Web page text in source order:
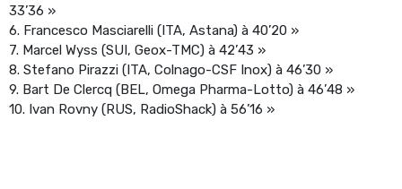
33’36 »
6. Francesco Masciarelli (ITA, Astana) à 40’20 »
7. Marcel Wyss (SUI, Geox-TMC) à 42’43 »
8. Stefano Pirazzi (ITA, Colnago-CSF Inox) à 46’30 »
9. Bart De Clercq (BEL, Omega Pharma-Lotto) à 46’48 »
10. Ivan Rovny (RUS, RadioShack) à 56’16 »